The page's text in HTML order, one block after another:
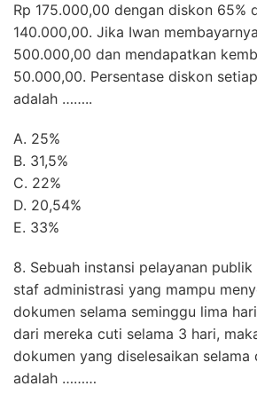
Rp 175.000,00 dengan diskon 65%
140.000,00. Jika Iwan
500.000,00 dan mendapatkan
50.000,00. Persentase diskon
adalah ……..
A. 25%
B. 31,5%
C. 22%
D. 20,54%
E. 33%
8. Sebuah instansi pelayanan
staf administrasi yang mampu
dokumen selama seminggu lima
dari mereka cuti selama 3 hari,
dokumen yang diselesaikan selama
adalah ………